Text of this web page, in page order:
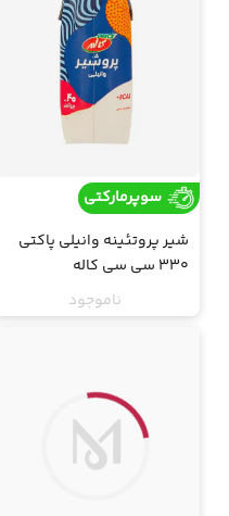
سوپرمارکتی
شیر پروتئینه وانیلی پاکتی
330 سی سی کاله
ناموجود